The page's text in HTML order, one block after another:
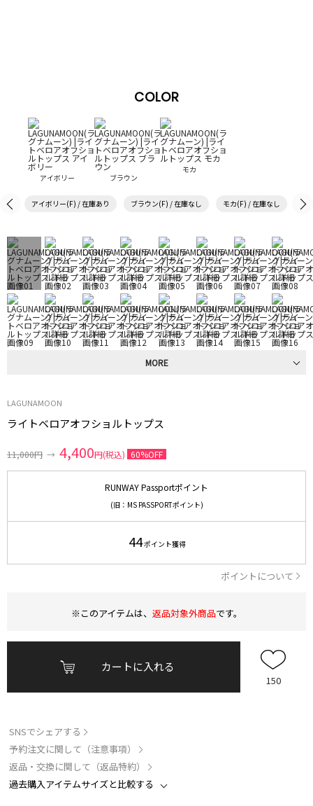
COLOR
アイボリー ブラウン
モカ
アイボリー(F) / 在庫あり ブラウン(F) / 在庫なし モカ(F) / 在庫なし
MORE
LAGUNAMOON
ライトベロアオフショルトップス
11,000円 → 4,400円(税込) 60%OFF
RUNWAY Passportポイント
(旧：MS PASSPORTポイント)
44ポイント獲得
ポイントについて
※このアイテムは、 返品対象外商品です。
カートに入れる
150
SNSでシェアする
予約注文に関して（注意事項）
返品・交換に関して（返品特約）
過去購入アイテムサイズと比較する